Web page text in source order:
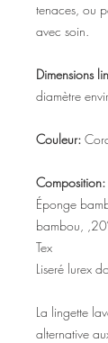
tenaces, ou
avec soin.
Dimensions
diamètre
Couleur:
Composition:
Éponge
bambou,
Tex
Liseré lurex
La lingette
alternative